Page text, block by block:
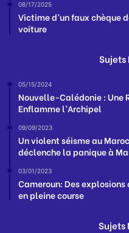
08/17/2025
Victime d’un faux chèque
voiture
Sujets
05/15/2024
Nouvelle-Calédonie : Une
Enflamme l’Archipel
09/09/2023
Un violent séisme au
déclenche la panique à
03/01/2023
Cameroun: Des
en pleine course
Sujets